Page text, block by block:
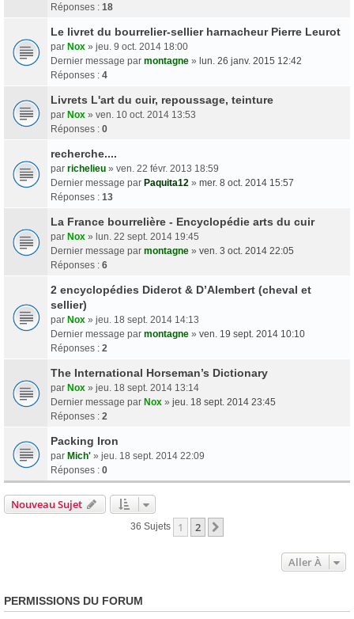
Réponses : 18
Le livret du bourrelier-sellier harnacheur Pierre Leurot
par Nox » jeu. 9 oct. 2014 18:00
Dernier message par montagne » lun. 26 janv. 2015 12:42
Réponses : 4
Livrets L'art du cuir, repoussage, teinture
par Nox » ven. 10 oct. 2014 13:53
Réponses : 0
recherche....
par richelieu » ven. 22 févr. 2013 18:59
Dernier message par Paquita12 » mer. 8 oct. 2014 15:57
Réponses : 13
La France bourrelière - Encyclopédie arts du cuir
par Nox » lun. 22 sept. 2014 19:45
Dernier message par montagne » ven. 3 oct. 2014 22:05
Réponses : 6
2 encyclopédies Diderot & D’Alembert (cheval et
sellier)
par Nox » jeu. 18 sept. 2014 14:13
Dernier message par montagne » ven. 19 sept. 2014 10:10
Réponses : 2
The International Horseman’s Dictionary
par Nox » jeu. 18 sept. 2014 13:14
Dernier message par Nox » jeu. 18 sept. 2014 23:45
Réponses : 2
Packing Iron
par Mich' » jeu. 18 sept. 2014 22:09
Réponses : 0
Nouveau Sujet
36 Sujets 1 2
Aller À
PERMISSIONS DU FORUM